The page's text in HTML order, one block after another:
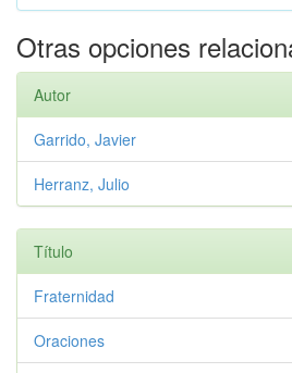
Otras opciones
Autor
Garrido, Javier
Herranz, Julio
Título
Fraternidad
Oraciones